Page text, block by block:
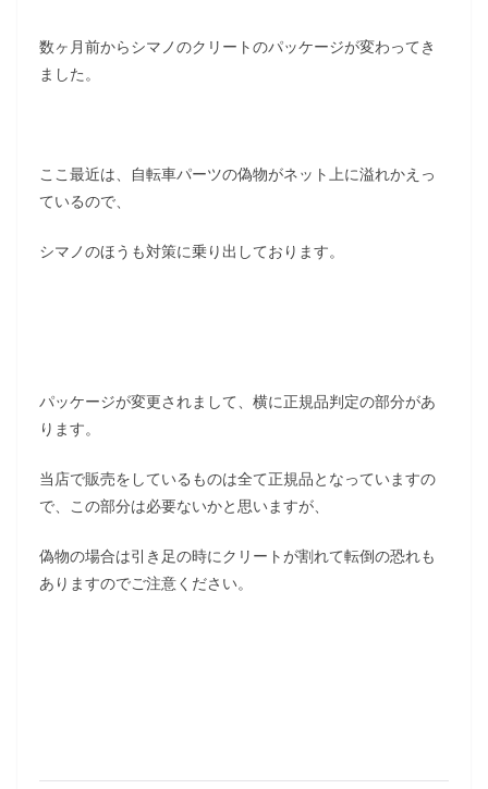
数ヶ月前からシマノのクリートのパッケージが変わってき
ました。
ここ最近は、自転車パーツの偽物がネット上に溢れかえっ
ているので、
シマノのほうも対策に乗り出しております。
パッケージが変更されまして、横に正規品判定の部分があ
ります。
当店で販売をしているものは全て正規品となっていますの
で、この部分は必要ないかと思いますが、
偽物の場合は引き足の時にクリートが割れて転倒の恐れも
ありますのでご注意ください。